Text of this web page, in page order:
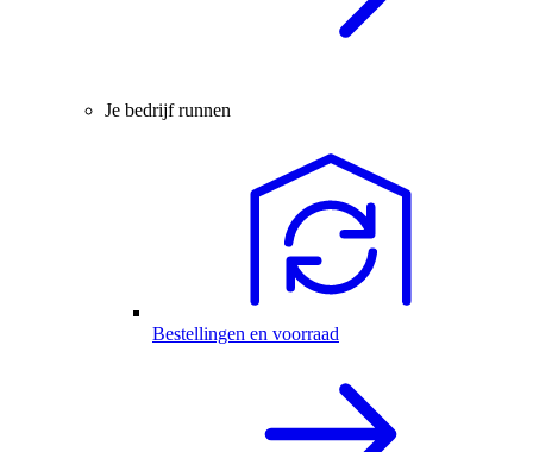
Je bedrijf runnen
Bestellingen en voorraad